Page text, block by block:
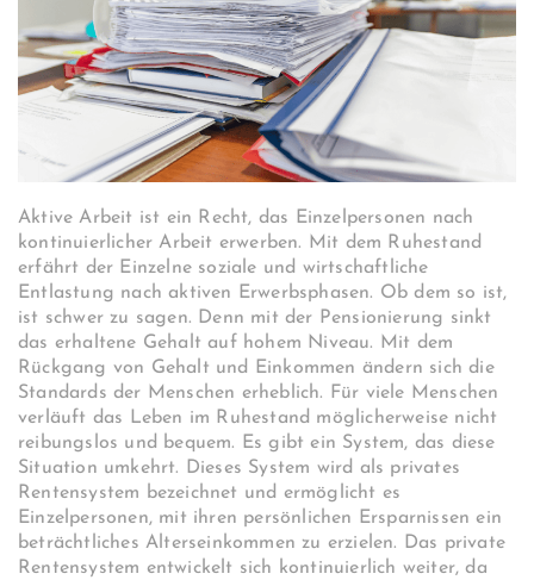
Aktive Arbeit ist ein Recht, das Einzelpersonen nach
kontinuierlicher Arbeit erwerben. Mit dem Ruhestand
erfährt der Einzelne soziale und wirtschaftliche
Entlastung nach aktiven Erwerbsphasen. Ob dem so ist,
ist schwer zu sagen. Denn mit der Pensionierung sinkt
das erhaltene Gehalt auf hohem Niveau. Mit dem
Rückgang von Gehalt und Einkommen ändern sich die
Standards der Menschen erheblich. Für viele Menschen
verläuft das Leben im Ruhestand möglicherweise nicht
reibungslos und bequem. Es gibt ein System, das diese
Situation umkehrt. Dieses System wird als privates
Rentensystem bezeichnet und ermöglicht es
Einzelpersonen, mit ihren persönlichen Ersparnissen ein
beträchtliches Alterseinkommen zu erzielen. Das private
Rentensystem entwickelt sich kontinuierlich weiter, da